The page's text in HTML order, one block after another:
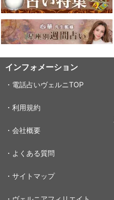
インフォメーション
・電話占いヴェルニTOP
・利用規約
・会社概要
・よくある質問
・サイトマップ